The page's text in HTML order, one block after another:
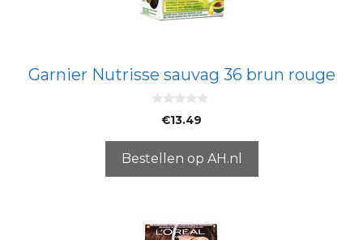
Garnier Nutrisse sauvag 36 brun rouge
5
€13.49
Bestellen op AH.nl